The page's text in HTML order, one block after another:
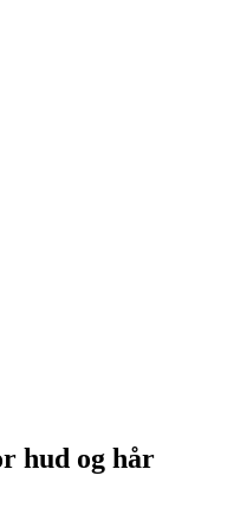
hud og hår